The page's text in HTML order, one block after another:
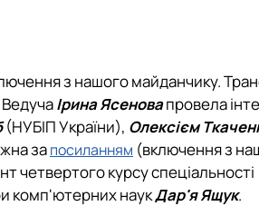
з нашого майданчику.
ВедучаІрина Ясеновапровела
(НУБІП України), Олексієм
запосиланням (включення з
четвертого курсу спеціальності
комп'ютерних наукДар'я Ящук.